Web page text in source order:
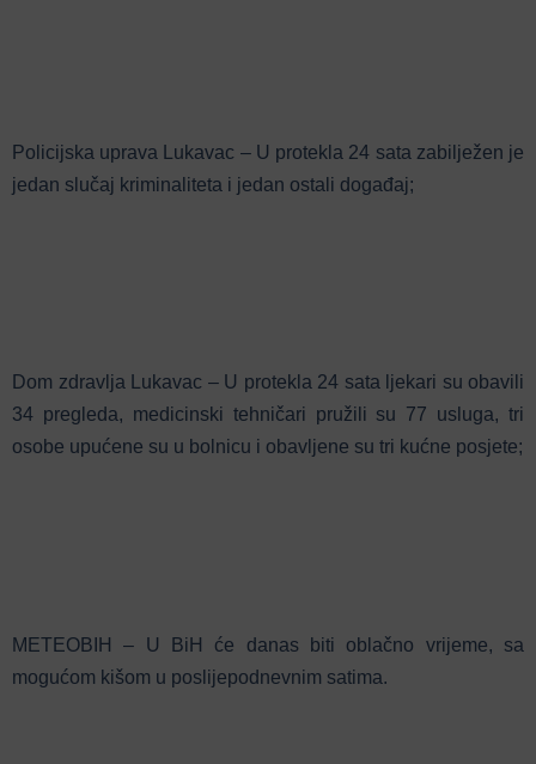
Policijska uprava Lukavac – U protekla 24 sata zabilježen je
jedan slučaj kriminaliteta i jedan ostali događaj;
Dom zdravlja Lukavac – U protekla 24 sata ljekari su obavili
34 pregleda, medicinski tehničari pružili su 77 usluga, tri
osobe upućene su u bolnicu i obavljene su tri kućne posjete;
METEOBIH – U BiH će danas biti oblačno vrijeme, sa
mogućom kišom u poslijepodnevnim satima.